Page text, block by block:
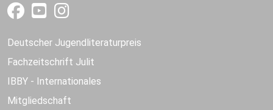
Deutscher Jugendliteraturpreis
Fachzeitschrift Julit
IBBY - Internationales
Mitgliedschaft